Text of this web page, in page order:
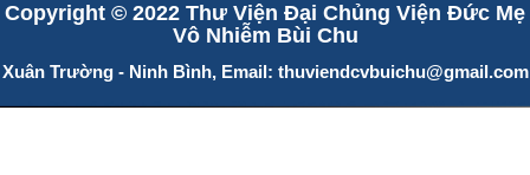
Copyright © 2022 Thư Viện Đại Chủng Viện Đức Mẹ
Vô Nhiễm Bùi Chu
Xuân Trường - Ninh Bình, Email: thuviendcvbuichu@gmail.com